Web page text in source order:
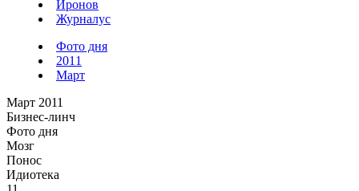
Иронов
Журналус
Фото дня
2011
Март
Март 2011
Бизнес-линч
Фото дня
Мозг
Понос
Идиотека